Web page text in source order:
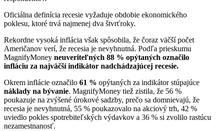
Oficiálna definícia recesie vyžaduje obdobie ekonomického
poklesu, ktoré trvá najmenej dva štvrťroky.
Rekordne vysoká inflácia však spôsobila, že čoraz väčší počet
Američanov verí, že recesia je nevyhnutná. Podľa prieskumu
MagnifyMoney neuveriteľných 88 % opýtaných označilo
infláciu za najväčší indikátor nadchádzajúcej recesie.
Okrem inflácie označilo 61 % opýtaných za indikátor stúpajúce
náklady na bývanie. MagnifyMoney tiež zistila, že 56 %
poukazuje na zvýšené úrokové sadzby, prečo sa domnievajú, že
recesia je nevyhnutná, 55 % poukazovalo na akciový trh, 42 %
uviedlo pokles spotrebiteľských výdavkov a 36 % si zvolilo rastúcu
nezamestnanosť.